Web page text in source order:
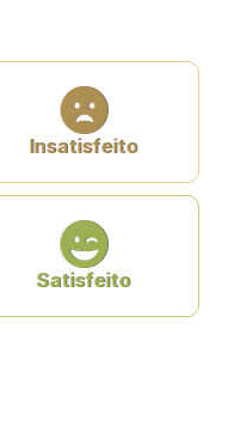
Insatisfeito
Satisfeito